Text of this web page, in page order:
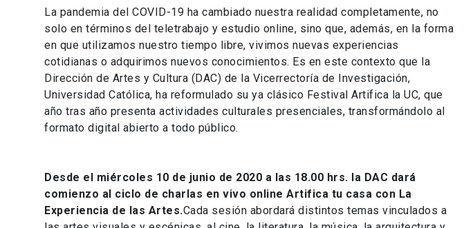
La pandemia del COVID-19 ha cambiado nuestra realidad completamente, no
solo en términos del teletrabajo y estudio online, sino que, además, en la forma
en que utilizamos nuestro tiempo libre, vivimos nuevas experiencias
cotidianas o adquirimos nuevos conocimientos. Es en este contexto que la
Dirección de Artes y Cultura (DAC) de la Vicerrectoría de Investigación,
Universidad Católica, ha reformulado su ya clásico Festival Artifica la UC, que
año tras año presenta actividades culturales presenciales, transformándolo al
formato digital abierto a todo público.
Desde el miércoles 10 de junio de 2020 a las 18.00 hrs. la DAC dará
comienzo al ciclo de charlas en vivo online Artifica tu casa con La
Experiencia de las Artes.Cada sesión abordará distintos temas vinculados a